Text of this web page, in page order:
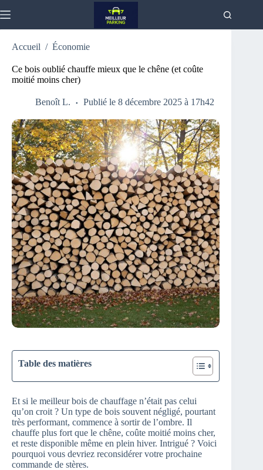
au
Accueil / Économie
Ce bois oublié chauffe mieux que le chêne (et coûte
moitié moins cher)
Benoît L. Publié le 8 décembre 2025 à 17h42
Table des matières
Et si le meilleur bois de chauffage n’était pas celui
qu’on croit ? Un type de bois souvent négligé, pourtant
très performant, commence à sortir de l’ombre. Il
chauffe plus fort que le chêne, coûte moitié moins cher,
et reste disponible même en plein hiver. Intrigué ? Voici
pourquoi vous devriez reconsidérer votre prochaine
commande de stères.